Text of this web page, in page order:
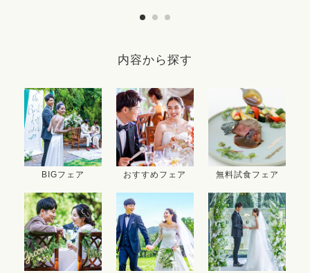
内容から探す
BIGフェア おすすめフェア 無料試食フェア